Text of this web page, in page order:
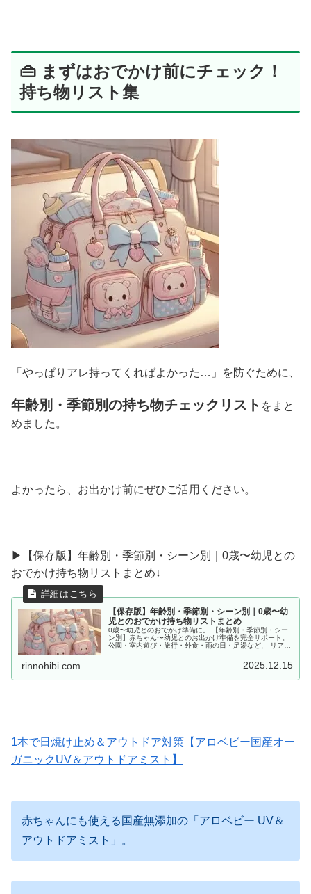
👜 まずはおでかけ前にチェック！
持ち物リスト集
「やっぱりアレ持ってくればよかった…」を防ぐために、
年齢別・季節別の持ち物チェックリスト をまと
めました。
よかったら、お出かけ前にぜひご活用ください。
▶︎【保存版】年齢別・季節別・シーン別｜0歳〜幼児との
おでかけ持ち物リストまとめ↓
【保存版】年齢別・季節別・シーン別｜0歳〜幼
児とのおでかけ持ち物リストまとめ
0歳〜幼児とのおでかけ準備に。 【年齢別・季節別・シー
ン別】赤ちゃん〜幼児とのお出かけ準備を完全サポート。
公園・室内遊び・旅行・外食・雨の日・足湯など、 リアル
rinnohibi.com 2025.12.15
1本で日焼け止め＆アウトドア対策【アロベビー国産オー
ガニックUV＆アウトドアミスト】
赤ちゃんにも使える国産無添加の「アロベビー UV＆
アウトドアミスト」。